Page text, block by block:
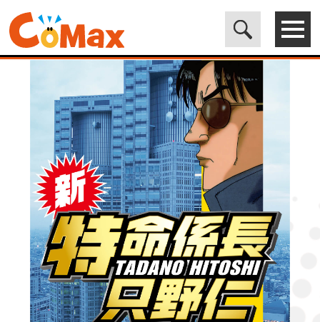
電子書籍マンガ CoMax(コマックス)公式サイト - 株式会社ICE>
LEGEND> 新・特命係長只野仁 17